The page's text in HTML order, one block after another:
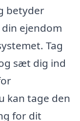
betyder
ejendom
Tag
sæt dig ind
kan tage den
for dit